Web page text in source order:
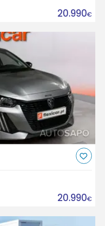
20.990€
20.990€